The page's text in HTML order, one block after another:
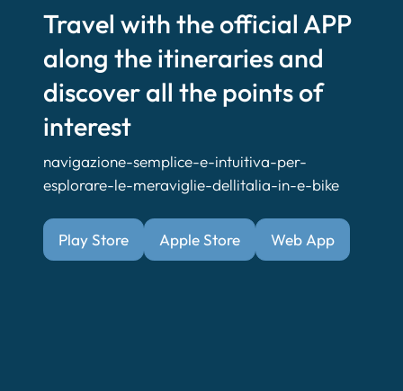
Travel with the official APP
along the itineraries and
discover all the points of
interest
navigazione-semplice-e-intuitiva-per-
esplorare-le-meraviglie-dellitalia-in-e-bike
Play Store Apple Store Web App